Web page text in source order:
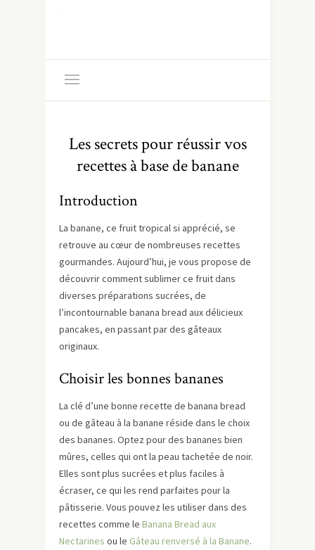
Les secrets pour réussir vos
recettes à base de banane
Introduction
La banane, ce fruit tropical si apprécié, se
retrouve au cœur de nombreuses recettes
gourmandes. Aujourd’hui, je vous propose de
découvrir comment sublimer ce fruit dans
diverses préparations sucrées, de
l’incontournable banana bread aux délicieux
pancakes, en passant par des gâteaux
originaux.
Choisir les bonnes bananes
La clé d’une bonne recette de banana bread
ou de gâteau à la banane réside dans le choix
des bananes. Optez pour des bananes bien
mûres, celles qui ont la peau tachetée de noir.
Elles sont plus sucrées et plus faciles à
écraser, ce qui les rend parfaites pour la
pâtisserie. Vous pouvez les utiliser dans des
recettes comme le Banana Bread aux
Nectarines ou le Gâteau renversé à la Banane.